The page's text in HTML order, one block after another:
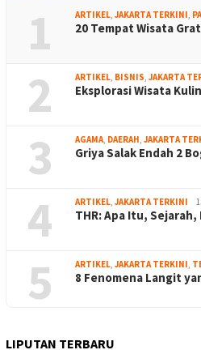
1 ARTIKEL JAKARTA TERKINI
20 Tempat Wisata
2 ARTIKEL BISNIS JAKARTA
Eksplorasi Wisata
3 AGAMA DAERAH JAKARTA
Griya Salak Endah 2
4 ARTIKEL JAKARTA TERKINI
THR: Apa Itu,
5 ARTIKEL JAKARTA TERKINI
8 Fenomena Langit
LIPUTAN TERBARU